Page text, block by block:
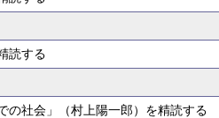
読する
の社会」（村上陽一郎）を精読する